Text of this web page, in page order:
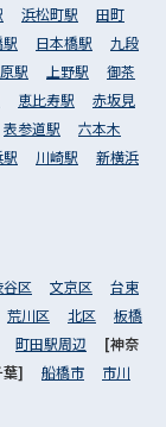
浜松町駅
田町
日本橋駅
九段
駅 上野駅
御茶
恵比寿駅
赤坂見
表参道駅
六本木
川崎駅
新横浜
区 文京区
台東
荒川区 北区
板橋
町田駅周辺
[神奈
葉] 船橋市
市川